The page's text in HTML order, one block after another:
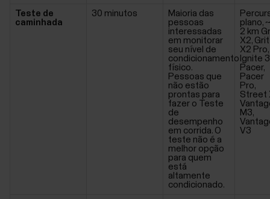
Teste de
caminhada
30 minutos
Maioria das
pessoas
interessadas
em monitorar
seu nível de
condicionamento
físico.
Pessoas que
não estão
prontas para
fazer o Teste
de
desempenho
em corrida. O
teste não é a
melhor opção
para quem
está
altamente
condicionado.
plano, ~
2 km
X2, Grit
X2 Pro,
Ignite
Pacer,
Pacer
Pro,
Street
M3,
V3